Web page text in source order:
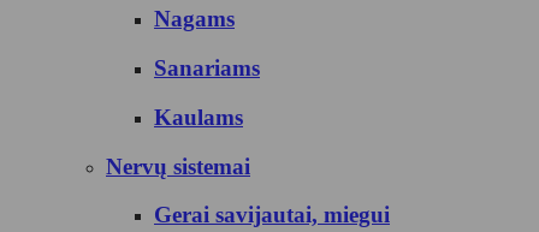
Nagams
Sanariams
Kaulams
Nervų sistemai
Gerai savijautai, miegui